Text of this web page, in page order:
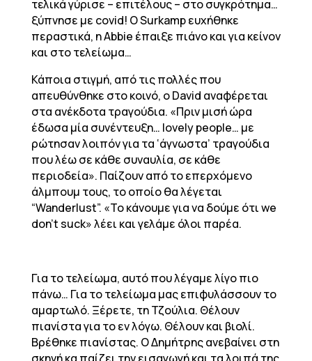
τελικά γύρισε – επιτέλους – στο συγκρότημα…
ξύπνησε με covid! O Surkamp ευχήθηκε
περαστικά, η Abbie έπαιξε πιάνο και για κείνον
και στο τελείωμα…
Κάποια στιγμή, από τις πολλές που
απευθύνθηκε στο κοινό, ο David αναφέρεται
στα ανέκδοτα τραγούδια. «Πριν μισή ώρα
έδωσα μία συνέντευξη… lovely people… με
ρώτησαν λοιπόν για τα ‘άγνωστα’ τραγούδια
που λέω σε κάθε συναυλία, σε κάθε
περιοδεία». Παίζουν από το επερχόμενο
άλμπουμ τους, το οποίο θα λέγεται
“Wanderlust”. «Το κάνουμε για να δούμε ότι we
don’t suck» λέει και γελάμε όλοι παρέα.
Για το τελείωμα, αυτό που λέγαμε λίγο πιο
πάνω… Για το τελείωμα μας επιφυλάσσουν το
αμαρτωλό. Ξέρετε, τη Τζούλια. Θέλουν
πιανίστα για το εν λόγω. Θέλουν και βιολί.
Βρέθηκε πιανίστας. Ο Δημήτρης ανεβαίνει στη